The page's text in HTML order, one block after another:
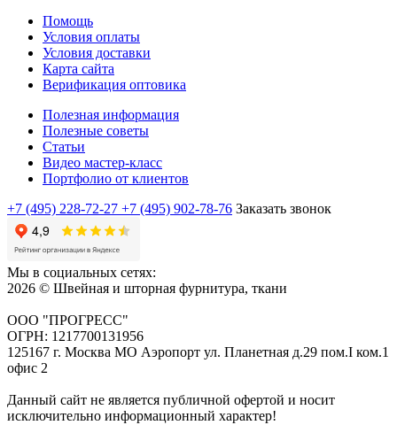
Помощь
Условия оплаты
Условия доставки
Карта сайта
Верификация оптовика
Полезная информация
Полезные советы
Статьи
Видео мастер-класс
Портфолио от клиентов
+7 (495) 228-72-27 +7 (495) 902-78-76 Заказать звонок
Мы в социальных сетях:
2026 © Швейная и шторная фурнитура, ткани
ООО "ПРОГРЕСС"
ОГРН: 1217700131956
125167 г. Москва МО Аэропорт ул. Планетная д.29 пом.I ком.1
офис 2
Данный сайт не является публичной офертой и носит
исключительно информационный характер!